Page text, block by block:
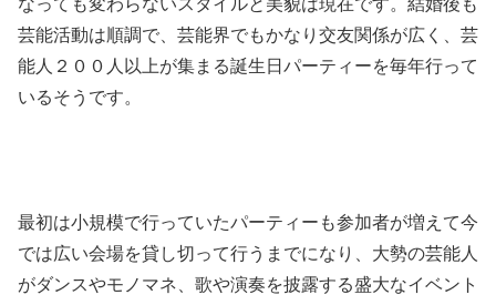
芸能活動は順調で、芸能界でもかなり交友関係が広く、芸
能人２００人以上が集まる誕生日パーティーを毎年行って
いるそうです。
最初は小規模で行っていたパーティーも参加者が増えて今
では広い会場を貸し切って行うまでになり、大勢の芸能人
がダンスやモノマネ、歌や演奏を披露する盛大なイベント